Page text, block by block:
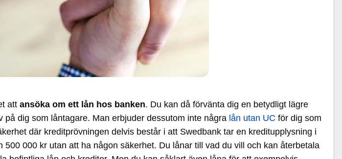
att ansöka om ett lån hos banken. Du kan då förvänta dig en betydligt lägre
dig som låntagare. Man erbjuder dessutom inte några lån utan UC för dig som
där kreditprövningen delvis består i att Swedbank tar en kreditupplysning i
000 kr utan att ha någon säkerhet. Du lånar till vad du vill och kan återbetala